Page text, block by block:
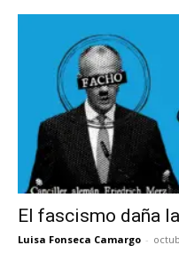
El fascismo daña
Luisa Fonseca Camargo -